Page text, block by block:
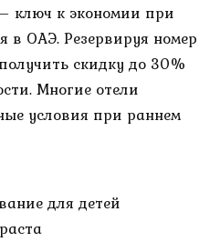
ключ к экономии при
в ОАЭ. Резервируя номер
скидку до 30%
Многие отели
условия при раннем
для детей